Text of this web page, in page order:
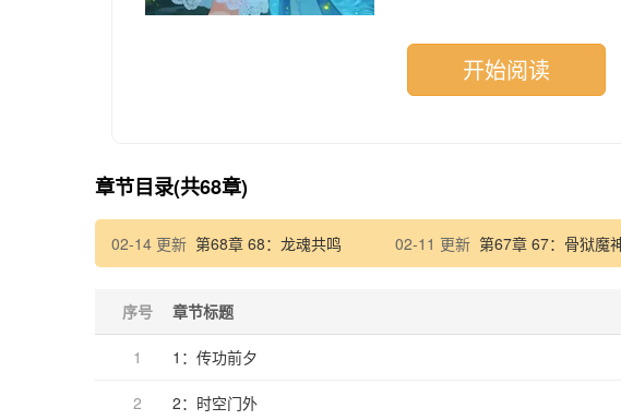
开。
开始阅读
章节目录(共68章)
02-14 更新 第68章 68：龙魂共鸣 02-11 更新 第67章 67：骨狱魔
序号 章节标题
1 1：传功前夕
2 2：时空门外